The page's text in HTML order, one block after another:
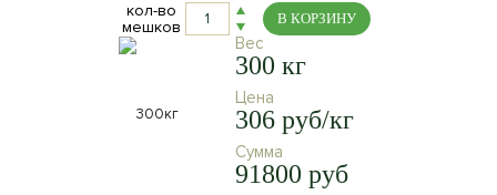
кол-во
мешков
В КОРЗИНУ
Вес
300 кг
Цена
306 руб/кг
Сумма
91800 руб